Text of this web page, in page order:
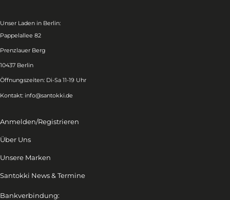
Unser Laden in Berlin:
Pappelallee 82
Prenzlauer Berg
10437 Berlin
Öffnungszeiten: Di-Sa 11-19 Uhr
Kontakt: info@santokki.de
Anmelden/Registrieren
Über Uns
Unsere Marken
Santokki News & Termine
Bankverbindung: